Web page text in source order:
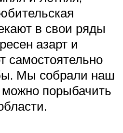
в свои ряды
азарт и
самостоятельно
Мы собрали наш
можно порыбачить